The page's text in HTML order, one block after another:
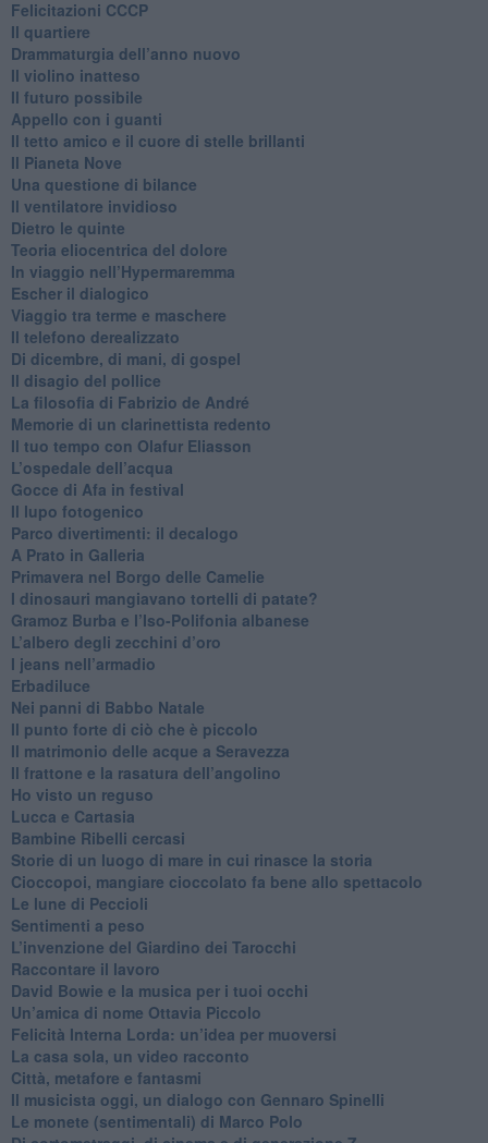
Felicitazioni CCCP
​Il quartiere
​Drammaturgia dell’anno nuovo
​Il violino inatteso
​Il futuro possibile
​Appello con i guanti
​Il tetto amico e il cuore di stelle brillanti
​Il Pianeta Nove
​Una questione di bilance
​Il ventilatore invidioso
​Dietro le quinte
​Teoria eliocentrica del dolore
In viaggio nell’Hypermaremma
​Escher il dialogico
​Viaggio tra terme e maschere
Il telefono derealizzato
​Di dicembre, di mani, di gospel
​Il disagio del pollice
​La filosofia di Fabrizio de André
Memorie di un clarinettista redento
​Il tuo tempo con Olafur Eliasson
​L’ospedale dell’acqua
​Gocce di Afa in festival
​Il lupo fotogenico
​Parco divertimenti: il decalogo
​A Prato in Galleria
​Primavera nel Borgo delle Camelie
I dinosauri mangiavano tortelli di patate?
​Gramoz Burba e l’Iso-Polifonia albanese
L’albero degli zecchini d’oro
​I jeans nell’armadio
Erbadiluce
Nei panni di Babbo Natale
​Il punto forte di ciò che è piccolo
​Il matrimonio delle acque a Seravezza
​Il frattone e la rasatura dell’angolino
​Ho visto un reguso
Lucca e Cartasia
Bambine Ribelli cercasi
Storie di un luogo di mare in cui rinasce la storia
Cioccopoi, mangiare cioccolato fa bene allo spettacolo
​Le lune di Peccioli
​Sentimenti a peso
​L’invenzione del Giardino dei Tarocchi
​Raccontare il lavoro
David Bowie e la musica per i tuoi occhi
Un’amica di nome Ottavia Piccolo
​Felicità Interna Lorda: un’idea per muoversi
​La casa sola, un video racconto
​Città, metafore e fantasmi
Il musicista oggi, un dialogo con Gennaro Spinelli
Le monete (sentimentali) di Marco Polo